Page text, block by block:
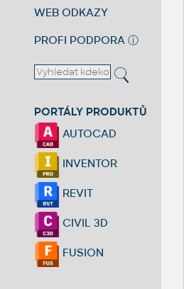
WEB ODKAZY
PROFI PODPORA ⓘ
PORTÁLY PRODUKTŮ
AUTOCAD
INVENTOR
REVIT
CIVIL 3D
FUSION